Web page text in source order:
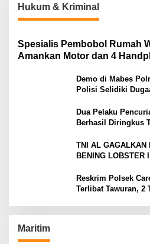
Hukum & Kriminal
Spesialis Pembobol Rumah
Amankan Motor dan 4
Demo di Mabes
Polisi Selidiki
Dua Pelaku
Berhasil Diringkus
TNI AL GAGALKAN
BENING LOBSTER
Reskrim Polsek
Terlibat Tawuran, 2
Maritim